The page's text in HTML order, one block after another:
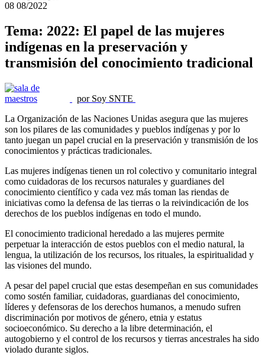
08 08/2022
Tema: 2022: El papel de las mujeres
indígenas en la preservación y
transmisión del conocimiento tradicional
por Soy SNTE
La Organización de las Naciones Unidas asegura que las mujeres
son los pilares de las comunidades y pueblos indígenas y por lo
tanto juegan un papel crucial en la preservación y transmisión de los
conocimientos y prácticas tradicionales.
Las mujeres indígenas tienen un rol colectivo y comunitario integral
como cuidadoras de los recursos naturales y guardianes del
conocimiento científico y cada vez más toman las riendas de
iniciativas como la defensa de las tierras o la reivindicación de los
derechos de los pueblos indígenas en todo el mundo.
El conocimiento tradicional heredado a las mujeres permite
perpetuar la interacción de estos pueblos con el medio natural, la
lengua, la utilización de los recursos, los rituales, la espiritualidad y
las visiones del mundo.
A pesar del papel crucial que estas desempeñan en sus comunidades
como sostén familiar, cuidadoras, guardianas del conocimiento,
líderes y defensoras de los derechos humanos, a menudo sufren
discriminación por motivos de género, etnia y estatus
socioeconómico. Su derecho a la libre determinación, el
autogobierno y el control de los recursos y tierras ancestrales ha sido
violado durante siglos.